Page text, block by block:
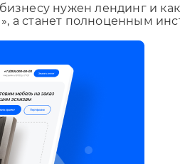
нужен лендинг и
а станет полноценным